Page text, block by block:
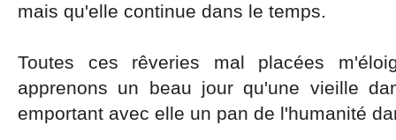
mais qu'elle continue dans le temps.
Toutes ces rêveries mal placées
apprenons un beau jour qu'une vieille
emportant avec elle un pan de l'humanité